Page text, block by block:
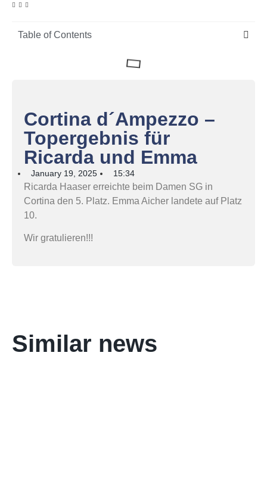
Table of Contents
Cortina d´Ampezzo –
Topergebnis für
Ricarda und Emma
January 19, 2025 15:34
Ricarda Haaser erreichte beim Damen SG in
Cortina den 5. Platz. Emma Aicher landete auf Platz
10.
Wir gratulieren!!!
Similar news